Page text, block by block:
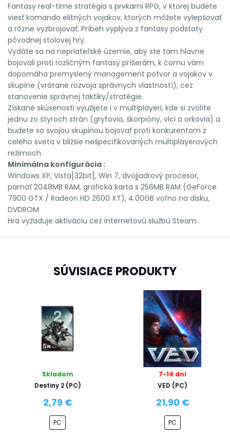
Fantasy real-time stratégia s prvkami RPG, v ktorej budete
viesť komando elitných vojakov, ktorých môžete vylepšovať
a rôzne vyzbrojovať. Príbeh vyplýva z fantasy podstaty
pôvodnej stolovej hry.
Vydáte sa na nepriateľské územie, aby ste tam hlavne
bojovali proti rozličným fantasy príšerám, k čomu vám
dopomáha premyslený management potvor a vojakov v
skupine (vrátane rozvoja správnych vlastností), cez
stanovenie správnej taktiky/stratégie.
Získané skúsenosti využijete i v multiplayeri, kde si zvolíte
jednu zo štyroch strán (gryfovia, škorpióny, vlci a orkovia) a
budete so svojou skupinou bojovať proti konkurentom z
celého sveta v bližšie nešpecifikovaných multiplayerových
režimoch.
Minimálna konfigurácia :
Windows XP, Vista[32bit], Win 7, dvojjadrový procesor,
pamäť 2048MB RAM, grafická karta s 256MB RAM (GeForce
7900 GTX / Radeon HD 2600 XT), 4.00GB voľno na disku,
DVDROM
Hra vyžaduje aktiváciu cez internetovú službu Steam
SÚVISIACE PRODUKTY
Skladom
Destiny 2 (PC)
2,79 €
PC
7-14 dní
VED (PC)
21,90 €
PC